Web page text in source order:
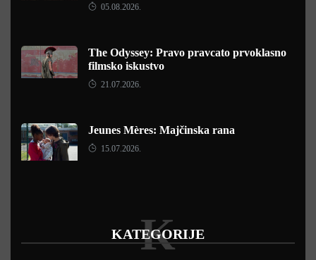
05.08.2026.
The Odyssey: Pravo pravcato prvoklasno
filmsko iskustvo
21.07.2026.
Jeunes Mères: Majčinska rana
15.07.2026.
KATEGORIJE
K